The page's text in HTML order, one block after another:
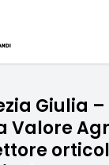
Giulia –
Valore